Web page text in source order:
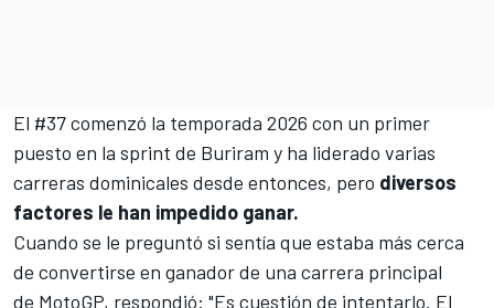
El #37 comenzó la temporada 2026 con un primer
puesto en la sprint de Buriram y ha liderado varias
carreras dominicales desde entonces, pero diversos
factores le han impedido ganar.
Cuando se le preguntó si sentía que estaba más cerca
de convertirse en ganador de una carrera principal
de MotoGP, respondió: "Es cuestión de intentarlo. El